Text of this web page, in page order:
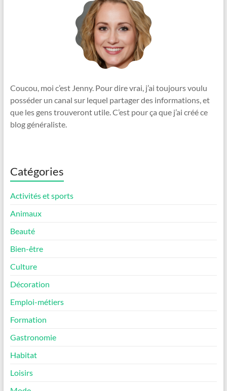
Coucou, moi c’est Jenny. Pour dire vrai, j’ai toujours voulu
posséder un canal sur lequel partager des informations, et
que les gens trouveront utile. C’est pour ça que j’ai créé ce
blog généraliste.
Catégories
Activités et sports
Animaux
Beauté
Bien-être
Culture
Décoration
Emploi-métiers
Formation
Gastronomie
Habitat
Loisirs